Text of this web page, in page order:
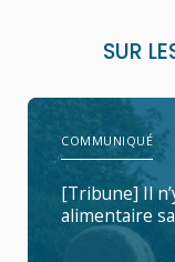
SUR
COMMUNIQUÉ
[Tribune] Il
alimentaire